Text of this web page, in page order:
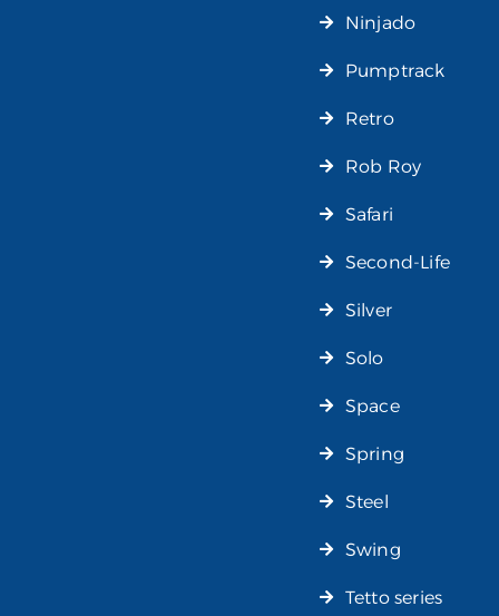
Ninjado
Pumptrack
Retro
Rob Roy
Safari
Second-Life
Silver
Solo
Space
Spring
Steel
Swing
Tetto series